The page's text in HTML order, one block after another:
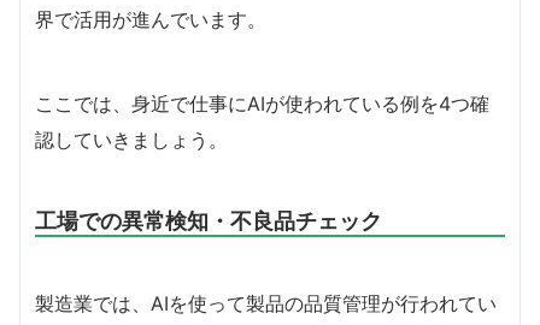
界で活用が進んでいます。
ここでは、身近で仕事にAIが使われている例を4つ確
認していきましょう。
工場での異常検知・不良品チェック
製造業では、AIを使って製品の品質管理が行われてい